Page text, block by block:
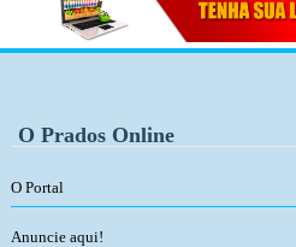
O Prados Online
O Portal
Anuncie aqui!